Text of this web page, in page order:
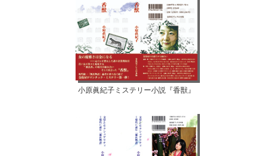
小原眞紀子ミステリー小説『香獣』